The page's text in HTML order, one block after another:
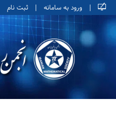
| ورود به سامانه | ثبت نام